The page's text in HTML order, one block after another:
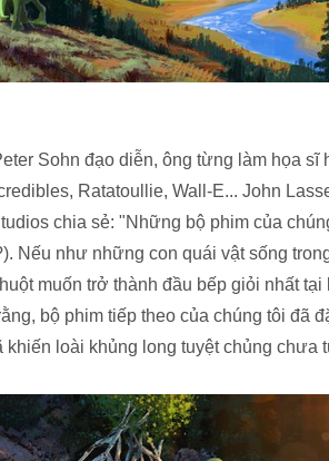
Sohn đạo diễn, ông từng làm họa
Ratatoullie, Wall-E... John
chia sẻ: "Những bộ phim của
Nếu như những con quái vật sống
muốn trở thành đầu bếp giỏi nhất
bộ phim tiếp theo của chúng tôi đã
khiến loài khủng long tuyệt chủng chưa